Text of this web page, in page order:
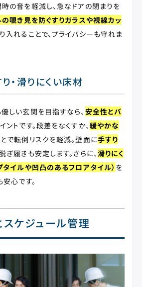
の音を軽減し、急なドアの閉まりを
覗き見を防ぐすりガラスや視線カッ
入れることで、プライバシーも守れま
・滑りにくい床材
しい玄関を目指すなら、 安全性とバ
ントです。段差をなくすか、緩やかな
で転倒リスクを軽減。壁面に手すり
ぎ履きも安定します。さらに、滑りにく
タイルや凹凸のあるフロアタイル） を
心です。
スケジュール管理